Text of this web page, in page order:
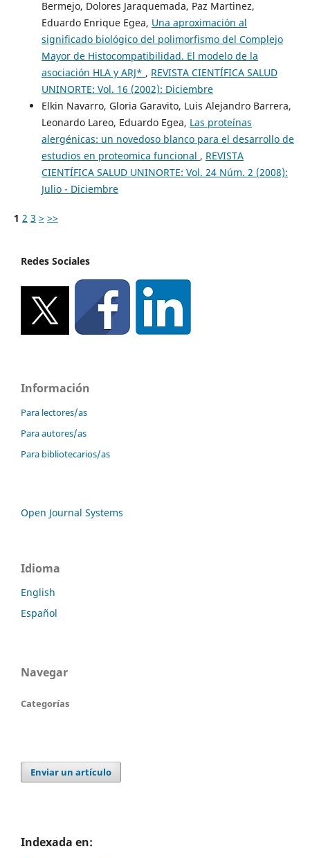
Bermejo, Dolores Jaraquemada, Paz Martinez,
Eduardo Enrique Egea, Una aproximación al
significado biológico del polimorfismo del Complejo
Mayor de Histocompatibilidad. El modelo de la
asociación HLA y ARJ* , REVISTA CIENTÍFICA SALUD
UNINORTE: Vol. 16 (2002): Diciembre
Elkin Navarro, Gloria Garavito, Luis Alejandro Barrera,
Leonardo Lareo, Eduardo Egea, Las proteínas
alergénicas: un novedoso blanco para el desarrollo de
estudios en proteomica funcional , REVISTA
CIENTÍFICA SALUD UNINORTE: Vol. 24 Núm. 2 (2008):
Julio - Diciembre
1 2 3 > >>
Redes Sociales
Información
Para lectores/as
Para autores/as
Para bibliotecarios/as
Open Journal Systems
Idioma
English
Español
Navegar
Categorías
Enviar un artículo
Indexada en: